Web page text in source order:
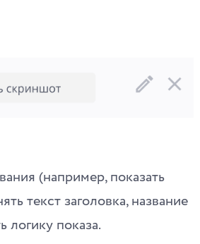
(например, показать
текст заголовка, название
логику показа.